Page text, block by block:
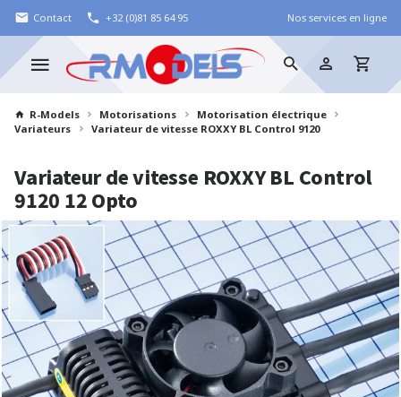
Contact +32 (0)81 85 64 95 Nos services en ligne
R-Models Motorisations
Motorisation électrique
Variateurs
Variateur de vitesse ROXXY BL Control 9120
Variateur de vitesse ROXXY BL Control
9120 12 Opto